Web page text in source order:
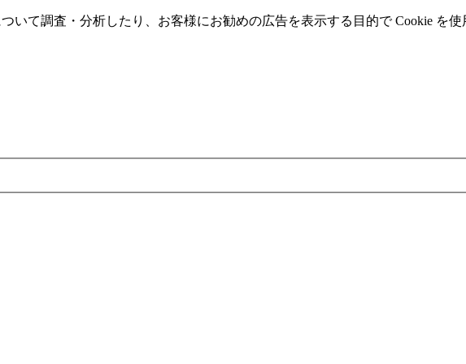
いて調査・分析したり、お客様にお勧めの広告を表⽰する⽬的で Cookie を使